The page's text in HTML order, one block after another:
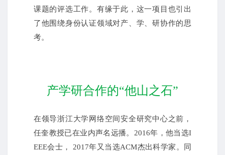
课题的评选工作。有缘于此，这一项目也引出
了他围绕身份认证领域对产、学、研协作的思
考。
产学研合作的“他山之石”
在领导浙江大学网络空间安全研究中心之前，
任奎教授已在业内声名远播。2016年，他当选I
EEE会士， 2017年又当选ACM杰出科学家。同